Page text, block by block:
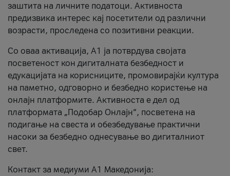
заштита на личните податоци. Активноста
предизвика интерес кај посетители од различни
возрасти, проследена со позитивни реакции.
Со оваа активација, А1 ја потврдува својата
посветеност кон дигиталната безбедност и
едукацијата на корисниците, промовирајќи култура
на паметно, одговорно и безбедно користење на
онлајн платформите. Активноста е дел од
платформата „Подобар Онлајн“, посветена на
подигање на свеста и обезбедување практични
насоки за безбедно однесување во дигиталниот
свет.
Контакт за медиуми А1 Македонија: